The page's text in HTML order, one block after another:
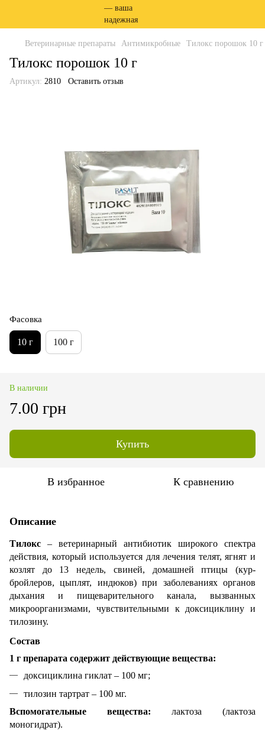
Ветеринарные препараты Антимикробные Тилокс порошок 10 г
Тилокс порошок 10 г
Артикул: 2810 Оставить отзыв
Фасовка
10 г 100 г
В наличии
7.00 грн
Купить
В избранное К сравнению
Описание
Тилокс – ветеринарный антибиотик широкого спектра
действия, который используется для лечения телят, ягнят и
козлят до 13 недель, свиней, домашней птицы (кур-
бройлеров, цыплят, индюков) при заболеваниях органов
дыхания и пищеварительного канала, вызванных
микроорганизмами, чувствительными к доксициклину и
тилозину.
Состав
1 г препарата содержит действующие вещества:
доксициклина гиклат – 100 мг;
тилозин тартрат – 100 мг.
Вспомогательные вещества: лактоза (лактоза
моногидрат).